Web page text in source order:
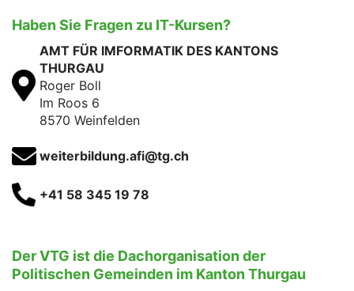
Haben Sie Fragen zu IT-Kursen?
AMT FÜR IMFORMATIK DES KANTONS
THURGAU
Roger Boll
Im Roos 6
8570 Weinfelden
weiterbildung.afi@tg.ch
+41 58 345 19 78
Der VTG ist die Dachorganisation der
Politischen Gemeinden im Kanton Thurgau